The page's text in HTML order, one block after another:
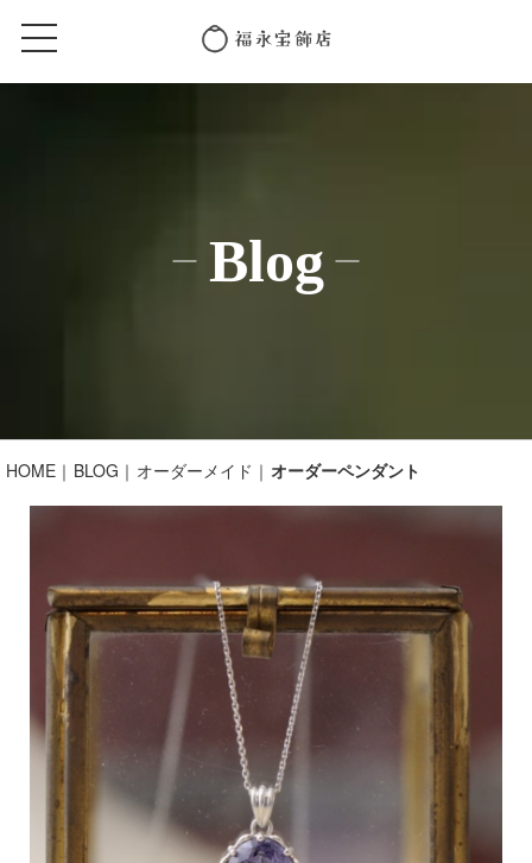
Blog
HOME BLOG オーダーメイド オーダーペンダント